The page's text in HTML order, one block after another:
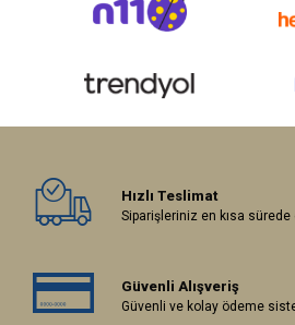
Hızlı Teslimat
Siparişleriniz en kısa sürede
Güvenli Alışveriş
Güvenli ve kolay ödeme